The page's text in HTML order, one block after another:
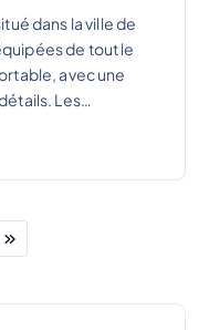
dans la ville de
de tout le
avec une
Les…